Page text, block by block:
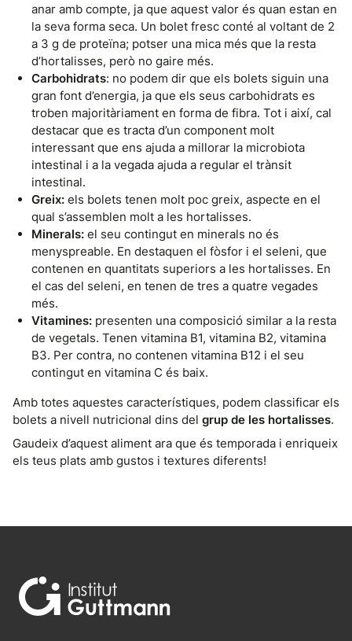
anar amb compte, ja que aquest valor és quan estan en
la seva forma seca. Un bolet fresc conté al voltant de 2
a 3 g de proteïna; potser una mica més que la resta
d’hortalisses, però no gaire més.
Carbohidrats: no podem dir que els bolets siguin una
gran font d’energia, ja que els seus carbohidrats es
troben majoritàriament en forma de fibra. Tot i així, cal
destacar que es tracta d’un component molt
interessant que ens ajuda a millorar la microbiota
intestinal i a la vegada ajuda a regular el trànsit
intestinal.
Greix: els bolets tenen molt poc greix, aspecte en el
qual s’assemblen molt a les hortalisses.
Minerals: el seu contingut en minerals no és
menyspreable. En destaquen el fòsfor i el seleni, que
contenen en quantitats superiors a les hortalisses. En
el cas del seleni, en tenen de tres a quatre vegades
més.
Vitamines: presenten una composició similar a la resta
de vegetals. Tenen vitamina B1, vitamina B2, vitamina
B3. Per contra, no contenen vitamina B12 i el seu
contingut en vitamina C és baix.
Amb totes aquestes característiques, podem classificar els
bolets a nivell nutricional dins del grup de les hortalisses.
Gaudeix d’aquest aliment ara que és temporada i enriqueix
els teus plats amb gustos i textures diferents!